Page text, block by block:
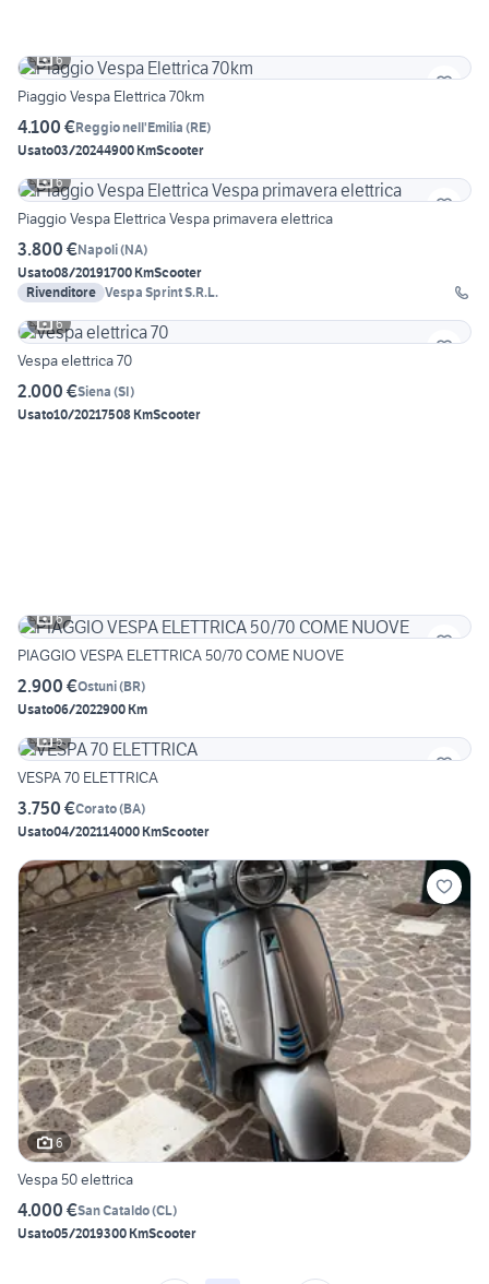
6
Piaggio Vespa Elettrica 70km
4.100 €Reggio nell'Emilia (RE)
Usato03/20244900 KmScooter
6
Piaggio Vespa Elettrica Vespa primavera elettrica
3.800 €Napoli(NA)
Usato08/20191700 KmScooter
Rivenditore Vespa Sprint S.R.L.
6
Vespa elettrica 70
2.000 €Siena (SI)
Usato10/20217508 KmScooter
6
PIAGGIO VESPA ELETTRICA 50/70 COME NUOVE
2.900 €Ostuni(BR)
Usato06/2022900 Km
5
VESPA 70 ELETTRICA
3.750 €Corato(BA)
Usato04/202114000 KmScooter
6
Vespa 50 elettrica
4.000 €San Cataldo(CL)
Usato05/2019300 KmScooter